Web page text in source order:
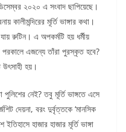
২০২০ এ সংবাদ ছাপিয়েছে।
কালীমন্দিরের মূর্তি ভাঙ্গার কথা।
রুটিন। এ অপকর্মটি হয় ধর্মীয়
পরকালে এজন্যে তাঁরা পুরস্কৃত হবে?
উৎসাহী হয়।
নেই? তবু মূর্তি ভাঙ্গতে এসে
দেয়না, বরং দুর্বৃত্তকে ‘মানসিক
হাজার হাজার মূর্তি ভাঙ্গা